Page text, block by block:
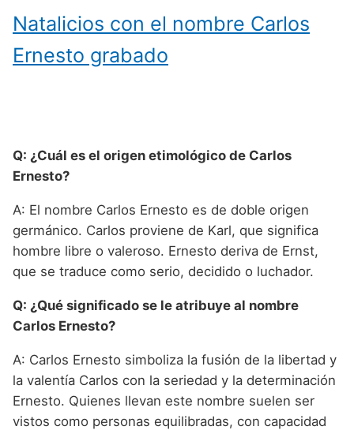
Natalicios con el nombre Carlos
Ernesto grabado
Q: ¿Cuál es el origen etimológico de Carlos
Ernesto?
A: El nombre Carlos Ernesto es de doble origen
germánico. Carlos proviene de Karl, que significa
hombre libre o valeroso. Ernesto deriva de Ernst,
que se traduce como serio, decidido o luchador.
Q: ¿Qué significado se le atribuye al nombre
Carlos Ernesto?
A: Carlos Ernesto simboliza la fusión de la libertad y
la valentía Carlos con la seriedad y la determinación
Ernesto. Quienes llevan este nombre suelen ser
vistos como personas equilibradas, con capacidad